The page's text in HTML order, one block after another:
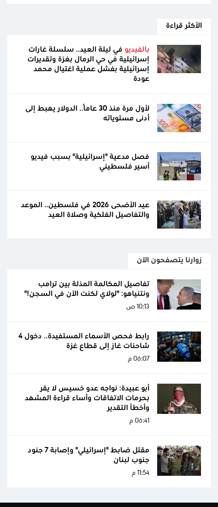
الأكثر قراءة
بالفيديو في ليلة العيد.. سلسلة غارات
إسرائيلية في حي الرمال بغزة وتقديرات
إسرائيلية بفشل عملية اغتيال محمد
عودة
لأول مرة منذ 30 عامًا.. الدولار يهبط إلى
أدنى مستوياته
فصل مدعية "إسرائيلية" بسبب فيديو
أسير فلسطيني
عيد الأضحى 2026 في فلسطين.. الموعد
والتفاصيل الفلكية وصلاة العيد
زوارنا يتصفحون الآن
تفاصيل المكالمة المذلة بين ترامب
ونتنياهو: "لولاي لكنت الآن في السجن!"
10:13 ص
رابط فحص الأسماء المستفيدة.. دخول 4
شاحنات غاز إلى قطاع غزة
06:07 م
أبو عبيدة: نواجه عدو خسيس لا يقر
بحرمات الاتفاقات وأساء قراءة المشهد
وأخطأ التقدير
06:41 م
مقتل ضابط "إسرائيلي" وإصابة 7 جنود
جنوب لبنان
11:54 م